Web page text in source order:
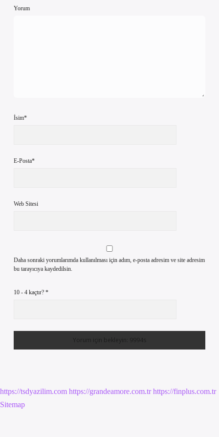
Yorum
İsim*
E-Posta*
Web Sitesi
Daha sonraki yorumlarımda kullanılması için adım, e-posta adresim ve site adresim
bu tarayıcıya kaydedilsin.
10 - 4 kaçtır? *
https://tsdyazilim.com https://grandeamore.com.tr https://finplus.com.tr
Sitemap